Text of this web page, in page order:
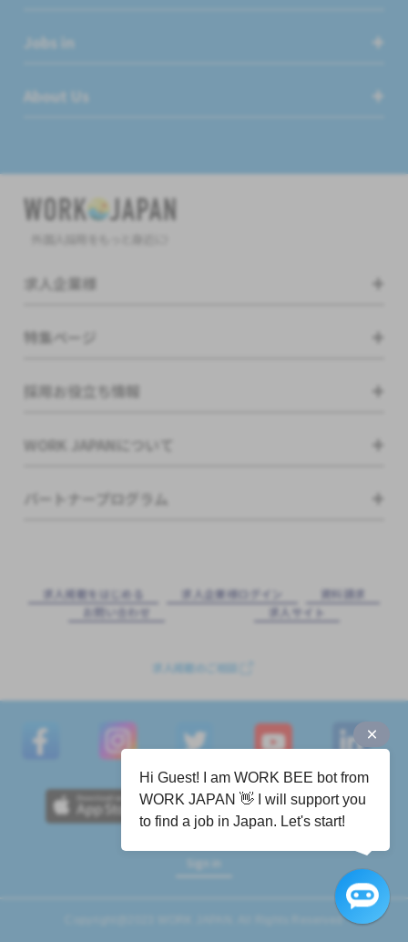
Jobs in
About Us
求人企業様
特集ページ
採用お役立ち情報
WORK JAPANについて
パートナープログラム
求⼈掲載をはじめる 求⼈企業様ログイン
資料請求
お問い合わせ
求⼈サイト
求人掲載のご相談
Sign in
Copyright@2023 WORK JAPAN. All Rights Reserved
Hi Guest! I am WORK BEE bot from
WORK JAPAN 👋 I will support you
to find a job in Japan. Let's start!